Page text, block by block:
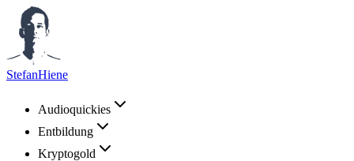
StefanHiene
Audioquickies
Entbildung
Kryptogold